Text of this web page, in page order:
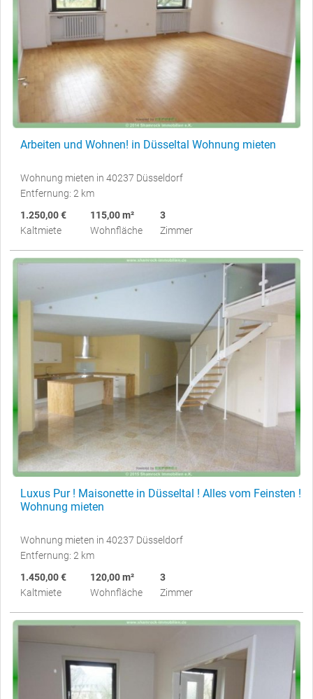
Arbeiten und Wohnen! in Düsseltal Wohnung mieten
Wohnung mieten in 40237 Düsseldorf
Entfernung: 2 km
1.250,00 €
Kaltmiete
115,00 m²
Wohnfläche
3
Zimmer
Luxus Pur ! Maisonette in Düsseltal ! Alles vom Feinsten !
Wohnung mieten
Wohnung mieten in 40237 Düsseldorf
Entfernung: 2 km
1.450,00 €
Kaltmiete
120,00 m²
Wohnfläche
3
Zimmer